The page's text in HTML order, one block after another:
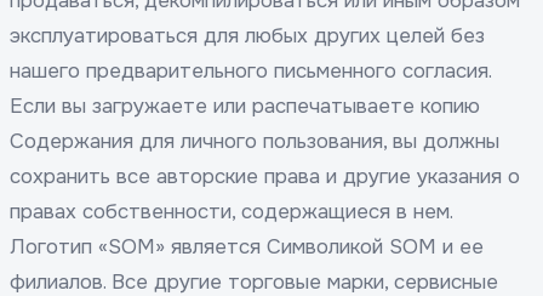
эксплуатироваться для любых других целей без
нашего предварительного письменного согласия.
Если вы загружаете или распечатываете копию
Содержания для личного пользования, вы должны
сохранить все авторские права и другие указания о
правах собственности, содержащиеся в нем.
Логотип «SOM» является Символикой SOM и ее
филиалов. Все другие торговые марки, сервисные